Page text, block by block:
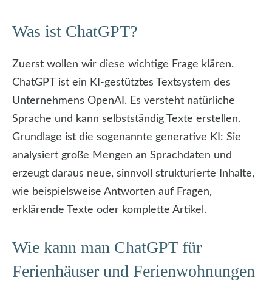
Was ist ChatGPT?
Zuerst wollen wir diese wichtige Frage klären.
ChatGPT ist ein KI-gestütztes Textsystem des
Unternehmens OpenAI. Es versteht natürliche
Sprache und kann selbstständig Texte erstellen.
Grundlage ist die sogenannte generative KI: Sie
analysiert große Mengen an Sprachdaten und
erzeugt daraus neue, sinnvoll strukturierte Inhalte,
wie beispielsweise Antworten auf Fragen,
erklärende Texte oder komplette Artikel.
Wie kann man ChatGPT für
Ferienhäuser und Ferienwohnungen